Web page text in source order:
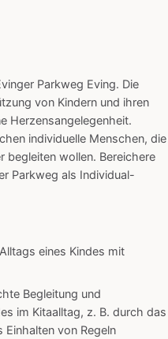
Parkweg Eving. Die
von Kindern und ihren
Herzensangelegenheit.
individuelle Menschen, die
begleiten wollen. Bereichere
Parkweg als Individual-
eines Kindes mit
Begleitung und
im Kitaalltag, z. B. durch das
Einhalten von Regeln